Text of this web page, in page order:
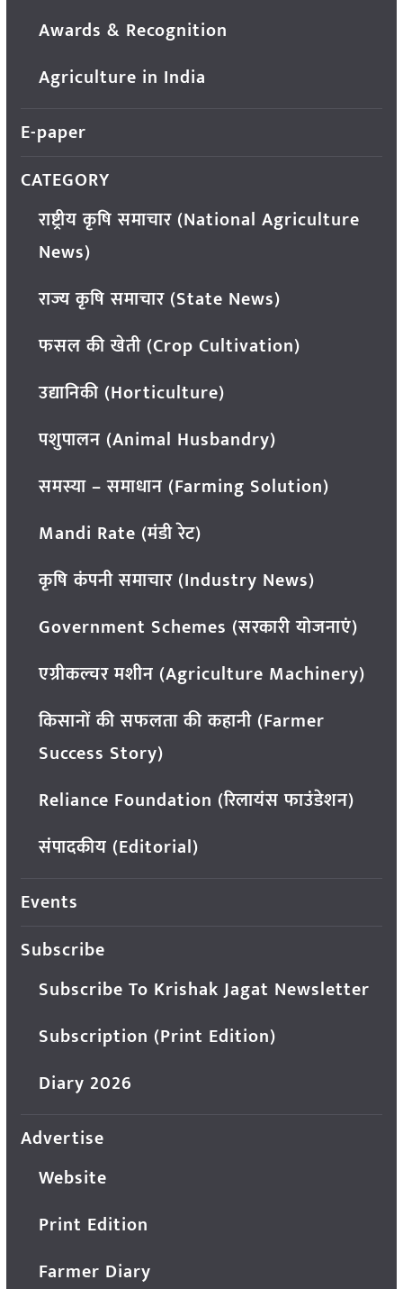
Awards & Recognition
Agriculture in India
E-paper
CATEGORY
राष्ट्रीय कृषि समाचार (National Agriculture
News)
राज्य कृषि समाचार (State News)
फसल की खेती (Crop Cultivation)
उद्यानिकी (Horticulture)
पशुपालन (Animal Husbandry)
समस्या – समाधान (Farming Solution)
Mandi Rate (मंडी रेट)
कृषि कंपनी समाचार (Industry News)
Government Schemes (सरकारी योजनाएं)
एग्रीकल्चर मशीन (Agriculture Machinery)
किसानों की सफलता की कहानी (Farmer
Success Story)
Reliance Foundation (रिलायंस फाउंडेशन)
संपादकीय (Editorial)
Events
Subscribe
Subscribe To Krishak Jagat Newsletter
Subscription (Print Edition)
Diary 2026
Advertise
Website
Print Edition
Farmer Diary